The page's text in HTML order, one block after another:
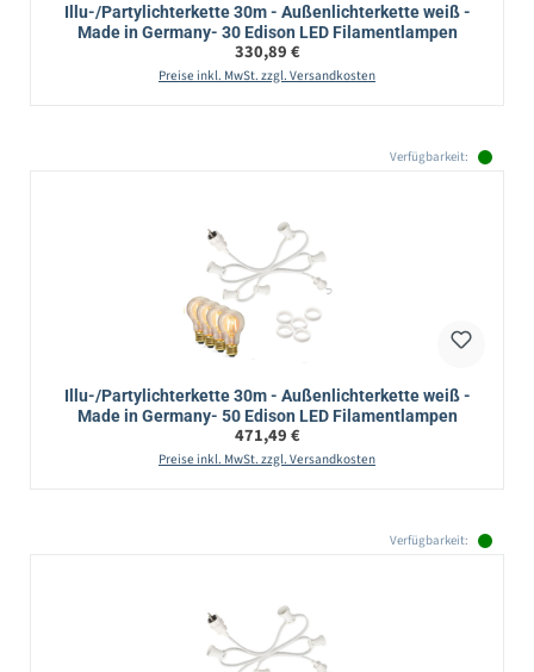
Illu-/Partylichterkette 30m - Außenlichterkette weiß -
Made in Germany- 30 Edison LED Filamentlampen
Regulärer Preis:
330,89 €
Preise inkl. MwSt. zzgl. Versandkosten
Verfügbarkeit:
Illu-/Partylichterkette 30m - Außenlichterkette weiß -
Made in Germany- 50 Edison LED Filamentlampen
Regulärer Preis:
471,49 €
Preise inkl. MwSt. zzgl. Versandkosten
Verfügbarkeit: